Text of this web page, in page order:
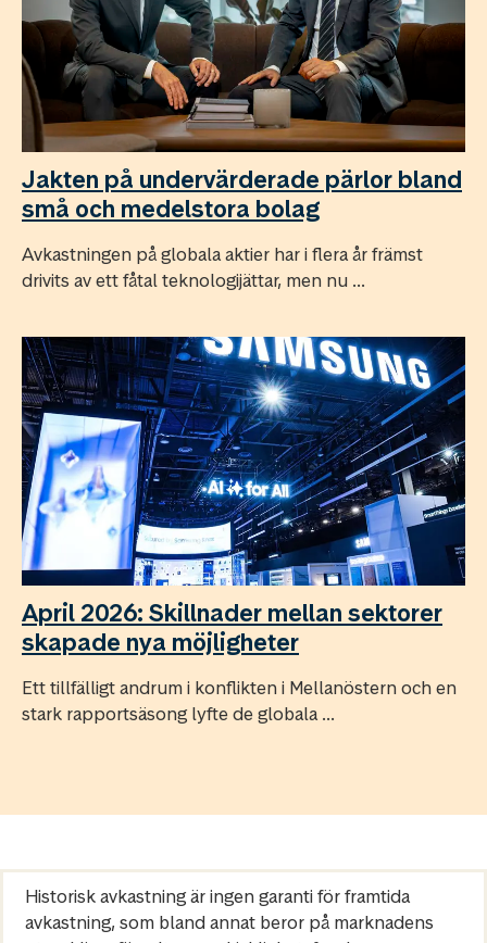
Jakten på undervärderade pärlor bland
små och medelstora bolag
Avkastningen på globala aktier har i flera år främst
drivits av ett fåtal teknologijättar, men nu ...
April 2026: Skillnader mellan sektorer
skapade nya möjligheter
Ett tillfälligt andrum i konflikten i Mellanöstern och en
stark rapportsäsong lyfte de globala ...
Historisk avkastning är ingen garanti för framtida
avkastning, som bland annat beror på marknadens